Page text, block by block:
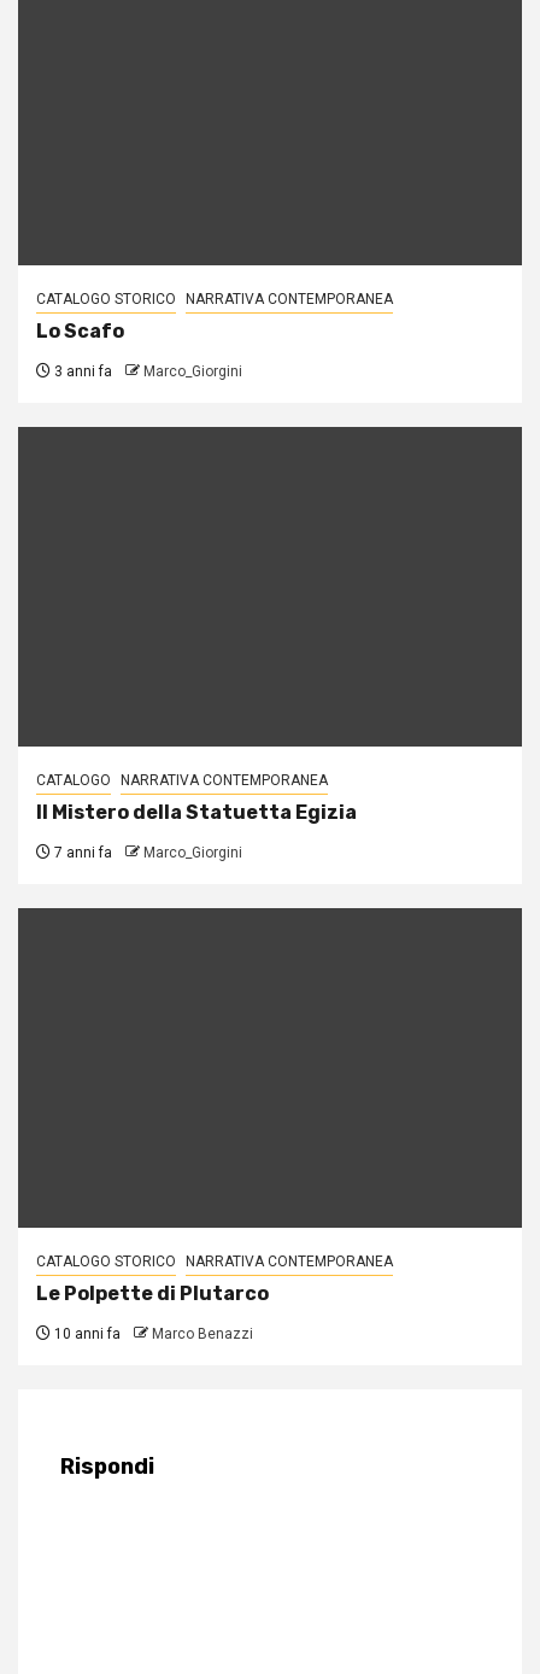
CATALOGO STORICO NARRATIVA CONTEMPORANEA
Lo Scafo
3 anni fa Marco_Giorgini
CATALOGO NARRATIVA CONTEMPORANEA
Il Mistero della Statuetta Egizia
7 anni fa Marco_Giorgini
CATALOGO STORICO NARRATIVA CONTEMPORANEA
Le Polpette di Plutarco
10 anni fa Marco Benazzi
Rispondi